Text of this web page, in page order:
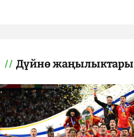
Дүйнө жаңылыктары